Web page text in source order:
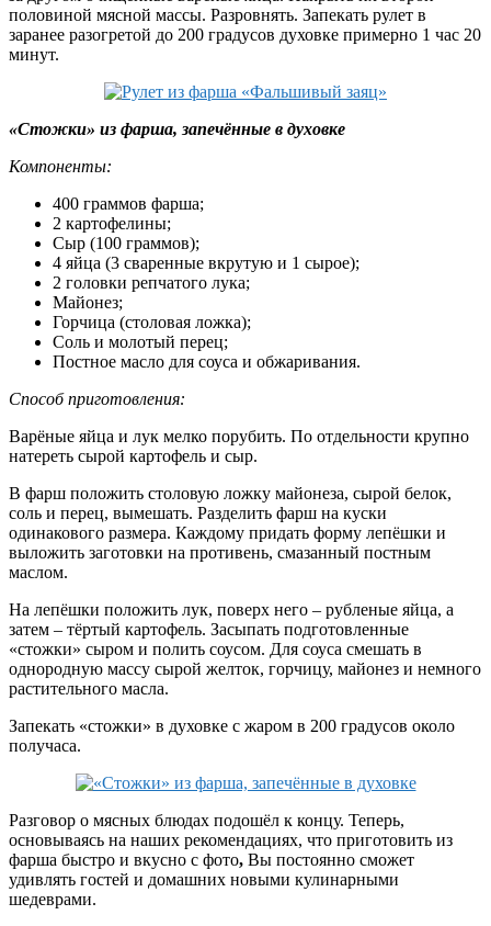
половиной мясной массы. Разровнять. Запекать рулет в
заранее разогретой до 200 градусов духовке примерно 1 час 20
минут.
«Стожки» из фарша, запечённые в духовке
Компоненты:
400 граммов фарша;
2 картофелины;
Сыр (100 граммов);
4 яйца (3 сваренные вкрутую и 1 сырое);
2 головки репчатого лука;
Майонез;
Горчица (столовая ложка);
Соль и молотый перец;
Постное масло для соуса и обжаривания.
Способ приготовления:
Варёные яйца и лук мелко порубить. По отдельности крупно
натереть сырой картофель и сыр.
В фарш положить столовую ложку майонеза, сырой белок,
соль и перец, вымешать. Разделить фарш на куски
одинакового размера. Каждому придать форму лепёшки и
выложить заготовки на противень, смазанный постным
маслом.
На лепёшки положить лук, поверх него – рубленые яйца, а
затем – тёртый картофель. Засыпать подготовленные
«стожки» сыром и полить соусом. Для соуса смешать в
однородную массу сырой желток, горчицу, майонез и немного
растительного масла.
Запекать «стожки» в духовке с жаром в 200 градусов около
получаса.
Разговор о мясных блюдах подошёл к концу. Теперь,
основываясь на наших рекомендациях, что приготовить из
фарша быстро и вкусно с фото, Вы постоянно сможет
удивлять гостей и домашних новыми кулинарными
шедеврами.